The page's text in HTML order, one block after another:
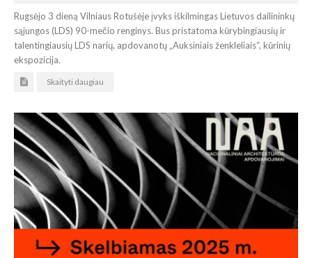
Rugsėjo 3 dieną Vilniaus Rotušėje įvyks iškilmingas Lietuvos dailininkų
sąjungos (LDS) 90-mečio renginys. Bus pristatoma kūrybingiausių ir
talentingiausių LDS narių, apdovanotų „Auksiniais ženkleliais“, kūrinių
ekspozicija.
Skaityti daugiau